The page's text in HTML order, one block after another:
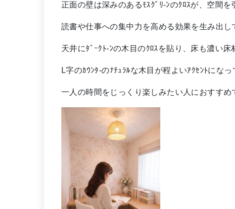
正面の壁は深みのあるﾓｽｸﾞﾘ-ﾝのｸﾛｽが、空間を
読書や仕事への集中力を高める効果を生み出し
天井にﾀﾞｰｸﾄ-ﾝの木目のｸﾛｽを貼り、床も濃い床
L字のｶｳﾝﾀ-のﾅﾁｭﾗﾙな木目が程よいｱｸｾﾝﾄになっ
一人の時間をじっくり楽しみたい人におすすめ